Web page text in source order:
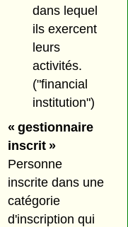
dans lequel
ils exercent
leurs
activités.
("financial
institution")
« gestionnaire
inscrit »
Personne
inscrite dans une
catégorie
d'inscription qui